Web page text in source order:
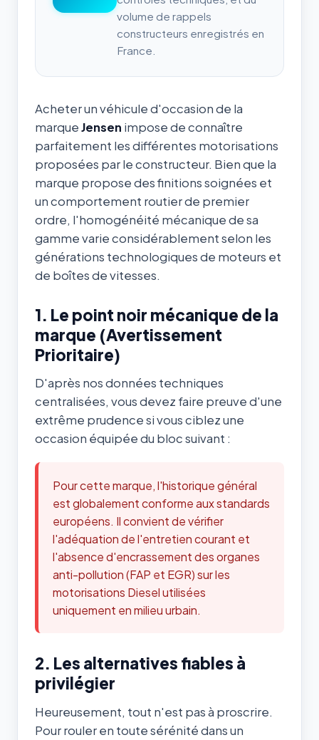
volume de rappels
constructeurs enregistrés en
France.
Acheter un véhicule d'occasion de la
marqueJensen impose de connaître
parfaitement les différentes motorisations
proposées par le constructeur. Bien que la
marque propose des finitions soignées et
un comportement routier de premier
ordre, l'homogénéité mécanique de sa
gamme varie considérablement selon les
générations technologiques de moteurs et
de boîtes de vitesses.
1. Le point noir mécanique de la
marque (Avertissement
Prioritaire)
D'après nos données techniques
centralisées, vous devez faire preuve d'une
extrême prudence si vous ciblez une
occasion équipée du bloc suivant :
Pour cette marque, l'historique général
est globalement conforme aux standards
européens. Il convient de vérifier
l'adéquation de l'entretien courant et
l'absence d'encrassement des organes
anti-pollution (FAP et EGR) sur les
motorisations Diesel utilisées
uniquement en milieu urbain.
2. Les alternatives fiables à
privilégier
Heureusement, tout n'est pas à proscrire.
Pour rouler en toute sérénité dans un